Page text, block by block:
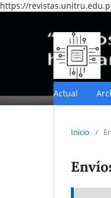
https://
Actual
Inicio /